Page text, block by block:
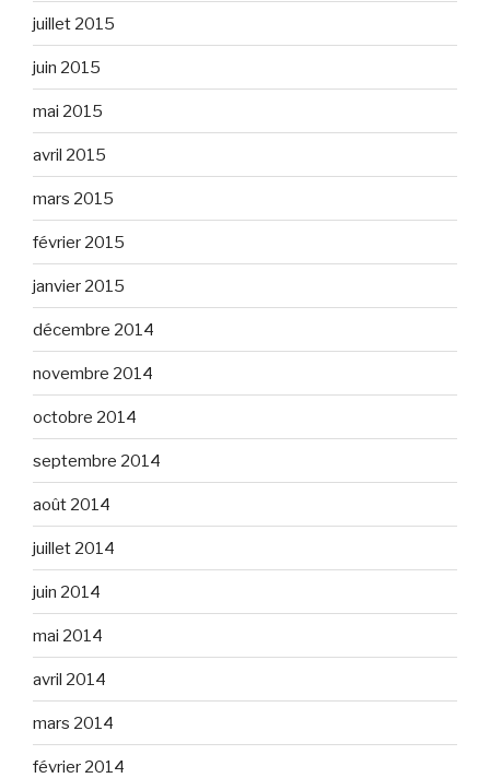
juillet 2015
juin 2015
mai 2015
avril 2015
mars 2015
février 2015
janvier 2015
décembre 2014
novembre 2014
octobre 2014
septembre 2014
août 2014
juillet 2014
juin 2014
mai 2014
avril 2014
mars 2014
février 2014